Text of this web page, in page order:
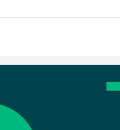
Côte d'Ivoire : Indépendance,
plusieurs véhicules mis en